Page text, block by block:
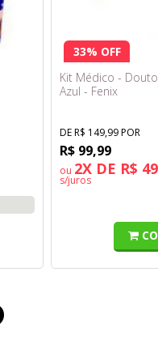
33% OFF
Kit Médico -
Azul - Fenix
DE R$ 149,99 POR
R$ 99,99
ou 2X DE R$
s/juros